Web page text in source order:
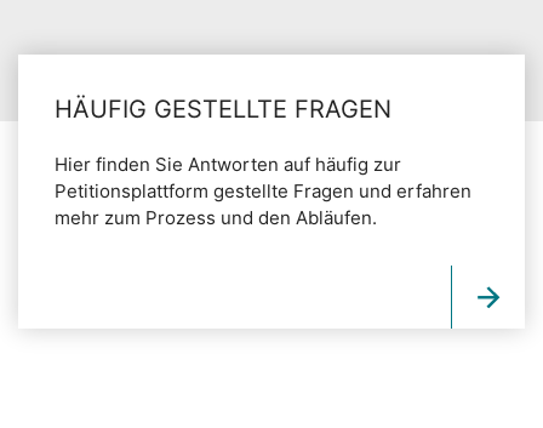
HÄUFIG GESTELLTE FRAGEN
Hier finden Sie Antworten auf häufig zur
Petitionsplattform gestellte Fragen und erfahren
mehr zum Prozess und den Abläufen.